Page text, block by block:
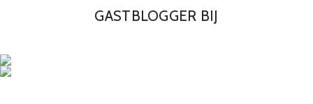
GASTBLOGGER BIJ